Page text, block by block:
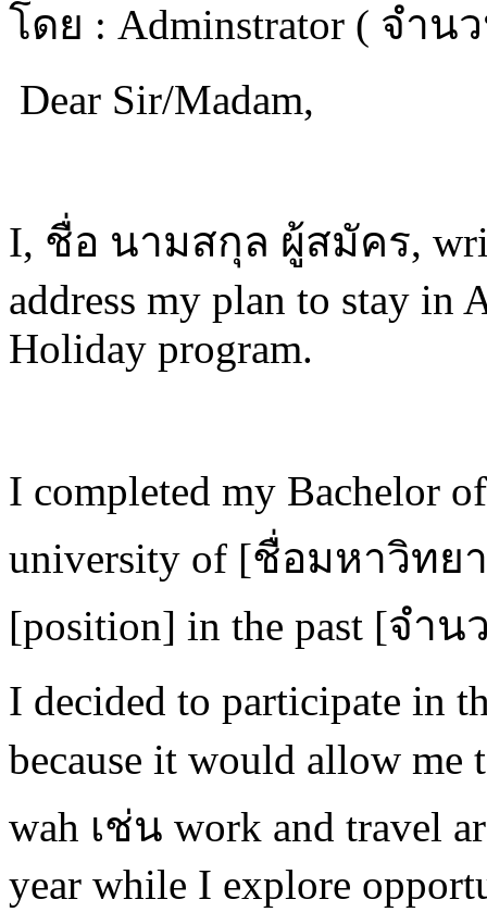
โดย : Adminstrator ( จำน
Dear Sir/Madam,
I, ชื่อ นามสกุล ผู้สมัคร,
address my plan to stay in
Holiday program.
I completed my
university of [ชื่อมหาวิทยา
[position] in the past [จำ
I decided to participate in
because it would allow
wah เช่น work and travel
year while I explore